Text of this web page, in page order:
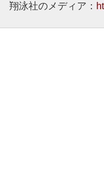
翔泳社のメディア：